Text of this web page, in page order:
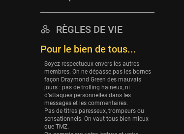
34 sessions
32 sessions
Houston Rockets
Washington Wizards
29 sessions
Portland Trail Blazers
27 sessions
Eurobasket
RÈGLES DE VIE
Pour le bien de tous...
Soyez respectueux envers les autres
membres. On ne dépasse pas les bornes
façon Draymond Green des mauvais
jours : pas de trolling haineux, ni
d’attaques personnelles dans les
messages et les commentaires.
Pas de titres paresseux, trompeurs ou
sensationnels. On vaut tous bien mieux
que TMZ.